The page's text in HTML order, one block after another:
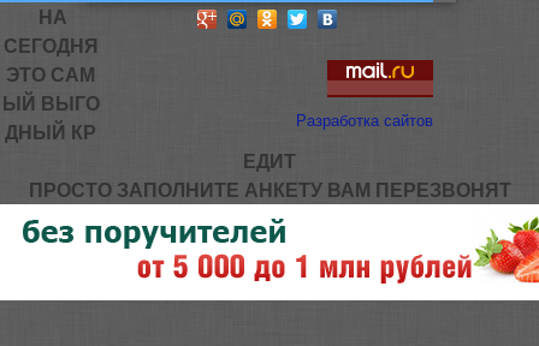
Разработка сайтов
НА
СЕГОДНЯ
ЭТО САМ
ЫЙ ВЫГО
ДНЫЙ КР
ЕДИТ
ПРОСТО ЗАПОЛНИТЕ АНКЕТУ ВАМ ПЕРЕЗВОНЯТ